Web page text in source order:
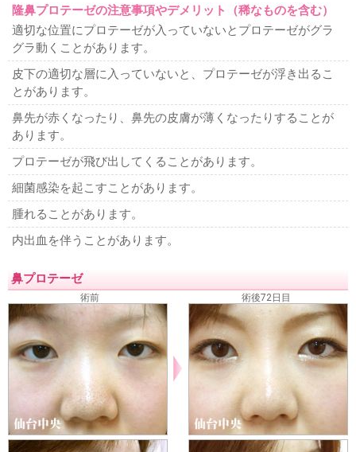
難易度の高い美容整形
カミングアウト整形
可愛くなりたい
綺麗になりたい
お任せ美容整形
整形シンデレラ 美人になりたい
薄毛治療
薄毛治療
ハーグ療法 男性の薄毛治療 女性の薄毛治療
腋臭多汗症治療
再発しない腋臭多汗症
他院修正
幅広二重ラインを狭く
脂肪取り二重失敗
不自然な二重ライン
切開法で目が開き
難くなった
二重切開法の修正時期
二重が取れた・元に戻った
外重瞼線・予定外線の修正
法後の眠そうな二重
二重の腫れを取る方法
二重整形後の
眼精疲労・肩こり・頭痛
上まぶたのタルミ取り失敗
裏ハ
ムラ法失敗
鼻プロテーゼが曲がっている
鼻プロテーゼ入
れ替え
小鼻縮小失敗 鼻尖縮小失敗 隆鼻注射失敗
レデ
ィエッセ失敗・除去
くぼみ目注射失敗 口唇注射失敗
ワ
キガの再手術
名医を知りたい
二重の名医を知りたい
埋没法の名医を知りたい
当院のご案内 料金表 アクセス 相談・質問 ご予約
隆鼻プロテーゼの注意事項やデメリット（稀なものを含む）
適切な位置にプロテーゼが入っていないとプロテーゼがグラ
グラ動くことがあります。
皮下の適切な層に入っていないと、プロテーゼが浮き出るこ
とがあります。
鼻先が赤くなったり、鼻先の皮膚が薄くなったりすることが
あります。
プロテーゼが飛び出してくることがあります。
細菌感染を起こすことがあります。
腫れることがあります。
内出血を伴うことがあります。
鼻プロテーゼ
術前 術後72日目